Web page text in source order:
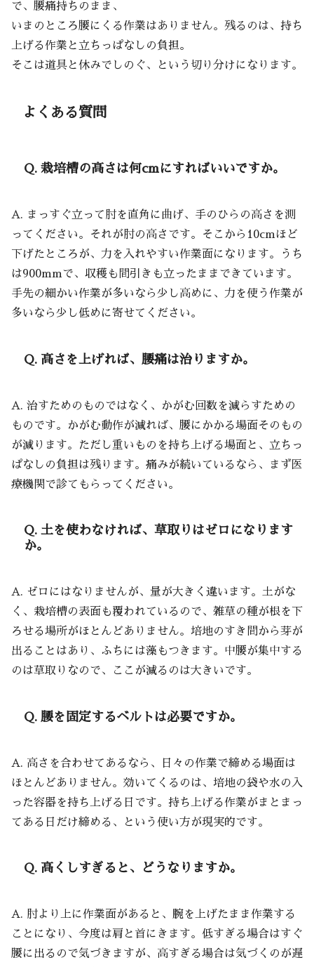
で、腰痛持ちのまま、
いまのところ腰にくる作業はありません。残るのは、持ち
上げる作業と立ちっぱなしの負担。
そこは道具と休みでしのぐ、という切り分けになります。
よくある質問
Q. 栽培槽の高さは何cmにすればいいですか。
A. まっすぐ立って肘を直角に曲げ、手のひらの高さを測
ってください。それが肘の高さです。そこから10cmほど
下げたところが、力を入れやすい作業面になります。うち
は900mmで、収穫も間引きも立ったままできています。
手先の細かい作業が多いなら少し高めに、力を使う作業が
多いなら少し低めに寄せてください。
Q. 高さを上げれば、腰痛は治りますか。
A. 治すためのものではなく、かがむ回数を減らすための
ものです。かがむ動作が減れば、腰にかかる場面そのもの
が減ります。ただし重いものを持ち上げる場面と、立ちっ
ぱなしの負担は残ります。痛みが続いているなら、まず医
療機関で診てもらってください。
Q. 土を使わなければ、草取りはゼロになります
か。
A. ゼロにはなりませんが、量が大きく違います。土がな
く、栽培槽の表面も覆われているので、雑草の種が根を下
ろせる場所がほとんどありません。培地のすき間から芽が
出ることはあり、ふちには藻もつきます。中腰が集中する
のは草取りなので、ここが減るのは大きいです。
Q. 腰を固定するベルトは必要ですか。
A. 高さを合わせてあるなら、日々の作業で締める場面は
ほとんどありません。効いてくるのは、培地の袋や水の入
った容器を持ち上げる日です。持ち上げる作業がまとまっ
てある日だけ締める、という使い方が現実的です。
Q. 高くしすぎると、どうなりますか。
A. 肘より上に作業面があると、腕を上げたまま作業する
ことになり、今度は肩と首にきます。低すぎる場合はすぐ
腰に出るので気づきますが、高すぎる場合は気づくのが遅